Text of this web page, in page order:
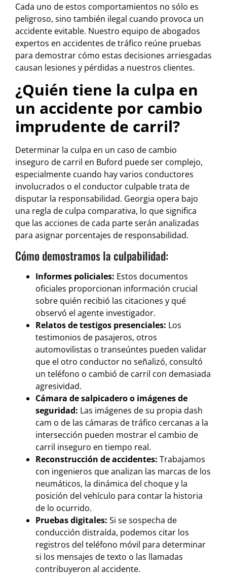
Cada uno de estos comportamientos no sólo es
peligroso, sino también ilegal cuando provoca un
accidente evitable. Nuestro equipo de abogados
expertos en accidentes de tráfico reúne pruebas
para demostrar cómo estas decisiones arriesgadas
causan lesiones y pérdidas a nuestros clientes.
¿Quién tiene la culpa en
un accidente por cambio
imprudente de carril?
Determinar la culpa en un caso de cambio
inseguro de carril en Buford puede ser complejo,
especialmente cuando hay varios conductores
involucrados o el conductor culpable trata de
disputar la responsabilidad. Georgia opera bajo
una regla de culpa comparativa, lo que significa
que las acciones de cada parte serán analizadas
para asignar porcentajes de responsabilidad.
Cómo demostramos la culpabilidad:
Informes policiales: Estos documentos
oficiales proporcionan información crucial
sobre quién recibió las citaciones y qué
observó el agente investigador.
Relatos de testigos presenciales: Los
testimonios de pasajeros, otros
automovilistas o transeúntes pueden validar
que el otro conductor no señalizó, consultó
un teléfono o cambió de carril con demasiada
agresividad.
Cámara de salpicadero o imágenes de
seguridad: Las imágenes de su propia dash
cam o de las cámaras de tráfico cercanas a la
intersección pueden mostrar el cambio de
carril inseguro en tiempo real.
Reconstrucción de accidentes: Trabajamos
con ingenieros que analizan las marcas de los
neumáticos, la dinámica del choque y la
posición del vehículo para contar la historia
de lo ocurrido.
Pruebas digitales: Si se sospecha de
conducción distraída, podemos citar los
registros del teléfono móvil para determinar
si los mensajes de texto o las llamadas
contribuyeron al accidente.